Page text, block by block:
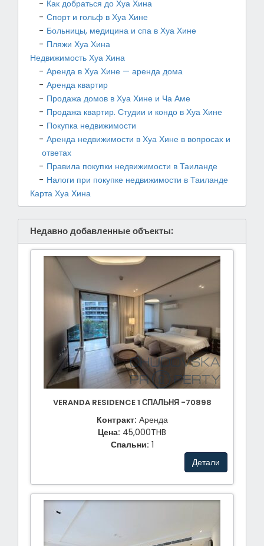
Как добраться до Хуа Хина
Спорт и гольф в Хуа Хине
Больницы, медицина и спа в Хуа Хине
Пляжи Хуа Хина
Недвижимость Хуа Хина
Аренда в Хуа Хине — аренда дома
Аренда квартир
Продажа домов в Хуа Хине и Ча Аме
Продажа квартир. Студии и кондо в Хуа Хине
Покупка недвижимости
Аренда недвижимости в Хуа Хине в вопросах и
ответах
Правила покупки недвижимости в Таиланде
Налоги при покупке недвижимости в Таиланде
Карта Хуа Хина
Недавно добавленные объекты:
VERANDA RESIDENCE 1 СПАЛЬНЯ -70898
Контракт: Аренда
Цена: 45,000THB
Спальни: 1
Детали